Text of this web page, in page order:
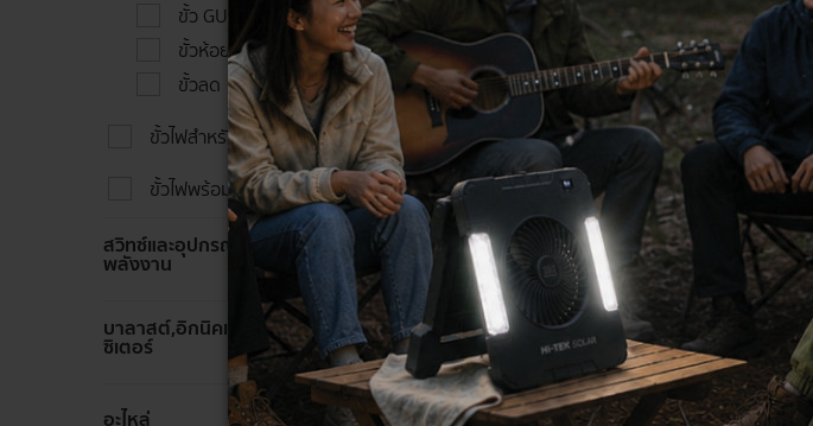
ขั้ว GU5.3
ขั้วห้อย
ขั้วลด
ขั้วไฟสำหรับงานโครงการ
ขั้วไฟพร้อมสายครบชุด
สวิทซ์และอุปกรณ์ประหยัด
พลังงาน
ล้าง
บาลาสต์,อิกนิคเตอร์,คาปา
ซิเตอร์
ล้าง
ล้าง
HI-TEK สายไฟวินเทจ เรโทร ซีรีส์ ยาว 3
เมตร พร้อมปลั๊กเสียบ
220 ฿
175 ฿